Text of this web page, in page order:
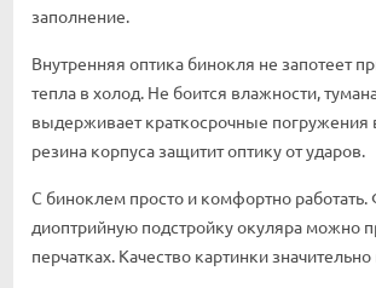
заполнение.
Внутренняя оптика бинокля не запотеет
тепла в холод. Не боится влажности,
выдерживает краткосрочные погружения
резина корпуса защитит оптику от ударов.
С биноклем просто и комфортно
диоптрийную подстройку окуляра можно
перчатках. Качество картинки